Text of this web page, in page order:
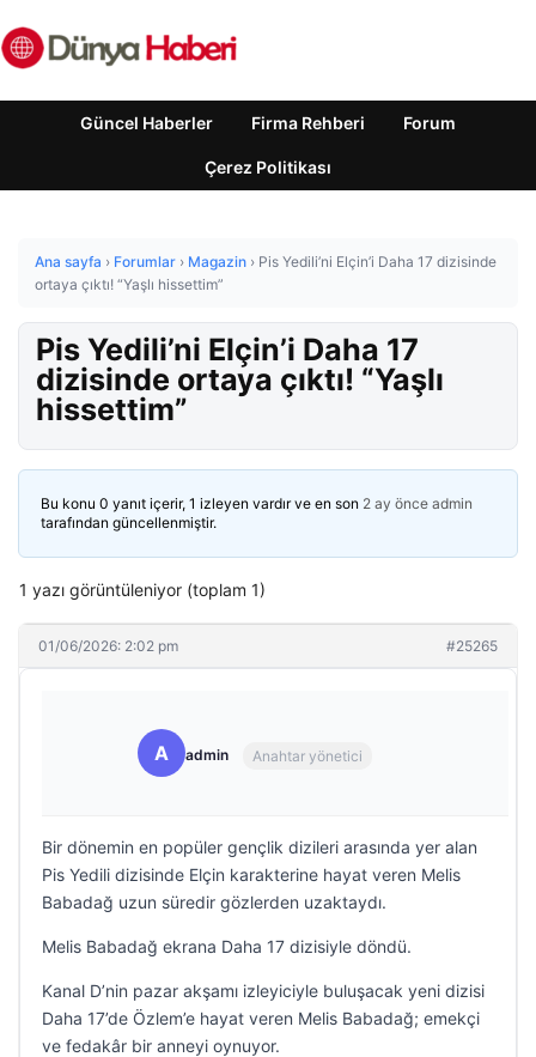
Güncel Haberler Firma Rehberi Forum
Çerez Politikası
Ana sayfa › Forumlar › Magazin › Pis Yedili’ni Elçin’i Daha 17 dizisinde
ortaya çıktı! “Yaşlı hissettim”
Pis Yedili’ni Elçin’i Daha 17
dizisinde ortaya çıktı! “Yaşlı
hissettim”
Bu konu 0 yanıt içerir, 1 izleyen vardır ve en son 2 ay önce admin
tarafından güncellenmiştir.
1 yazı görüntüleniyor (toplam 1)
01/06/2026: 2:02 pm #25265
A admin Anahtar yönetici
Bir dönemin en popüler gençlik dizileri arasında yer alan
Pis Yedili dizisinde Elçin karakterine hayat veren Melis
Babadağ uzun süredir gözlerden uzaktaydı.
Melis Babadağ ekrana Daha 17 dizisiyle döndü.
Kanal D’nin pazar akşamı izleyiciyle buluşacak yeni dizisi
Daha 17’de Özlem’e hayat veren Melis Babadağ; emekçi
ve fedakâr bir anneyi oynuyor.